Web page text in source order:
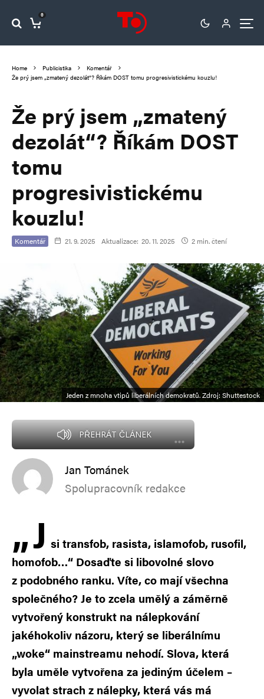
0
Home Publicistika
Komentář
Že prý jsem „zmatený dezolát“? Říkám DOST tomu progresivistickému kouzlu!
Že prý jsem „zmatený
dezolát“? Říkám DOST
tomu
progresivistickému
kouzlu!
Komentář 21. 9. 2025 Aktualizace: 20. 11. 2025 2 min. čtení
Jeden z mnoha vtipů liberálních demokratů. Zdroj: Shuttestock
PŘEHRÁT ČLÁNEK
Jan Tománek
Spolupracovník redakce
„J si transfob, rasista, islamofob, rusofil,
homofob…“ Dosaďte si libovolné slovo
z podobného ranku. Víte, co mají všechna
společného? Je to zcela umělý a záměrně
vytvořený konstrukt na nálepkování
jakéhokoliv názoru, který se liberálnímu
„woke“ mainstreamu nehodí. Slova, která
byla uměle vytvořena za jediným účelem –
vyvolat strach z nálepky, která vás má